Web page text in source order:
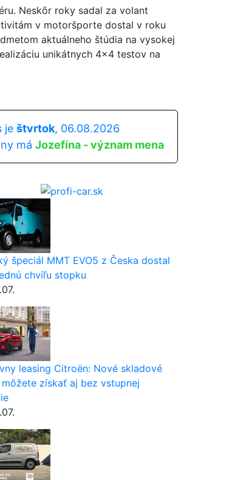
Neskôr roky sadal za volant
v motoršporte dostal v roku
aktuálneho štúdia na vysokej
unikátnych 4x4 testov na
je štvrtok, 06.08.2026
má Jozefína - význam mena
špeciál MMT EVO5 z Česka dostal
chvíľu stopku
leasing Citroën: Nové skladové
získať aj bez vstupnej